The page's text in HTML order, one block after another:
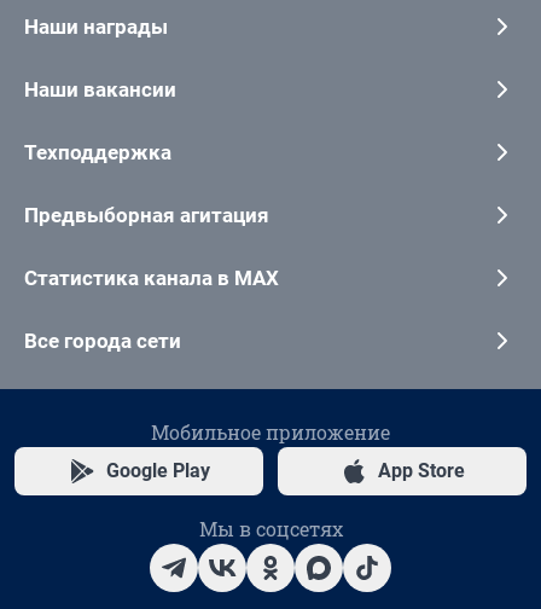
Наши награды
Наши вакансии
Техподдержка
Предвыборная агитация
Статистика канала в MAX
Все города сети
Мобильное приложение
Google Play App Store
Мы в соцсетях